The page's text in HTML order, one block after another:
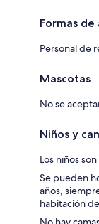
Formas de
Personal de
Mascotas
No se
Niños y
Los niños
Se pueden
años,
habitación